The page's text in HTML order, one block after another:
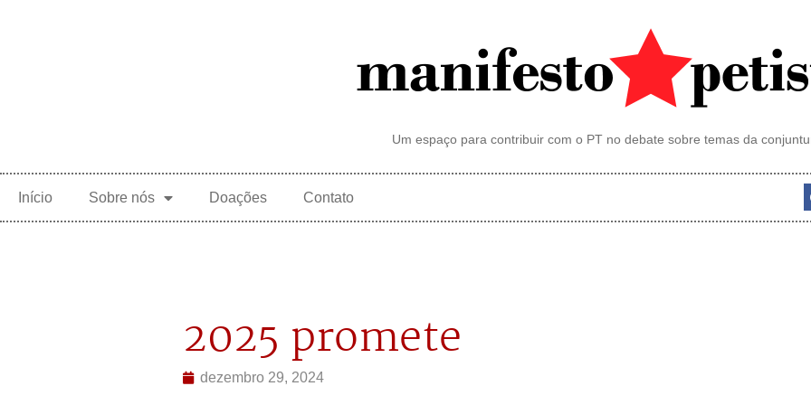
Um espaço para contribuir com o PT no debate sobre temas da
Início Sobre nós Doações Contato
2025 promete
dezembro 29, 2024